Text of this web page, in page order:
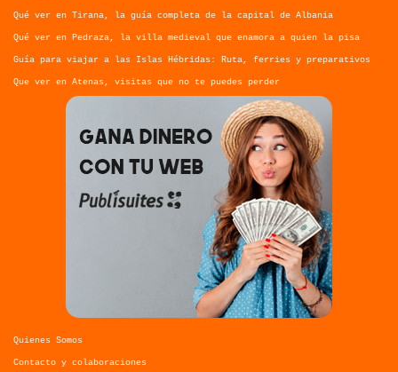
Qué ver en Tirana, la guía completa de la capital de Albania
Qué ver en Pedraza, la villa medieval que enamora a quien la pisa
Guía para viajar a las Islas Hébridas: Ruta, ferries y preparativos
Que ver en Atenas, visitas que no te puedes perder
Quienes Somos
Contacto y colaboraciones